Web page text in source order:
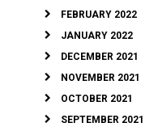
FEBRUARY 2022
JANUARY 2022
DECEMBER 2021
NOVEMBER 2021
OCTOBER 2021
SEPTEMBER 2021